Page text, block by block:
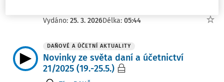
Vydáno: 25. 3. 2026Délka: 05:44
DAŇOVÉ A ÚČETNÍ AKTUALITY
Novinky ze světa daní a účetnictví
21/2025 (19.-25.5.)